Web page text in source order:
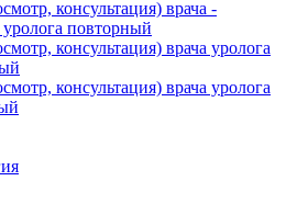
консультация) врача -
уролога повторный
консультация) врача уролога
консультация) врача уролога